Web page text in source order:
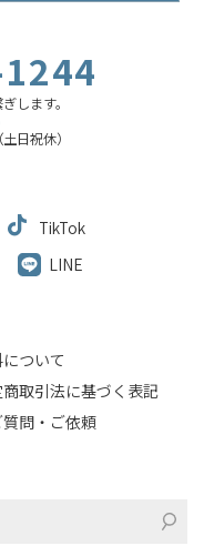
します。
日祝休）
TikTok
LINE
ついて
取引法に基づく表記
問・ご依頼